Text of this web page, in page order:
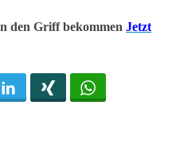
den Griff bekommen Jetzt
LinkedIn